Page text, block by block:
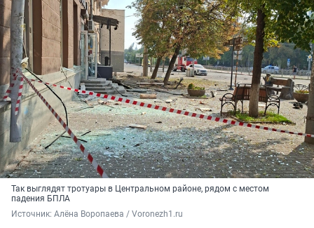
Так выглядят тротуары в Центральном районе, рядом с местом
падения БПЛА
Источник: Алёна Воропаева / Voronezh1.ru